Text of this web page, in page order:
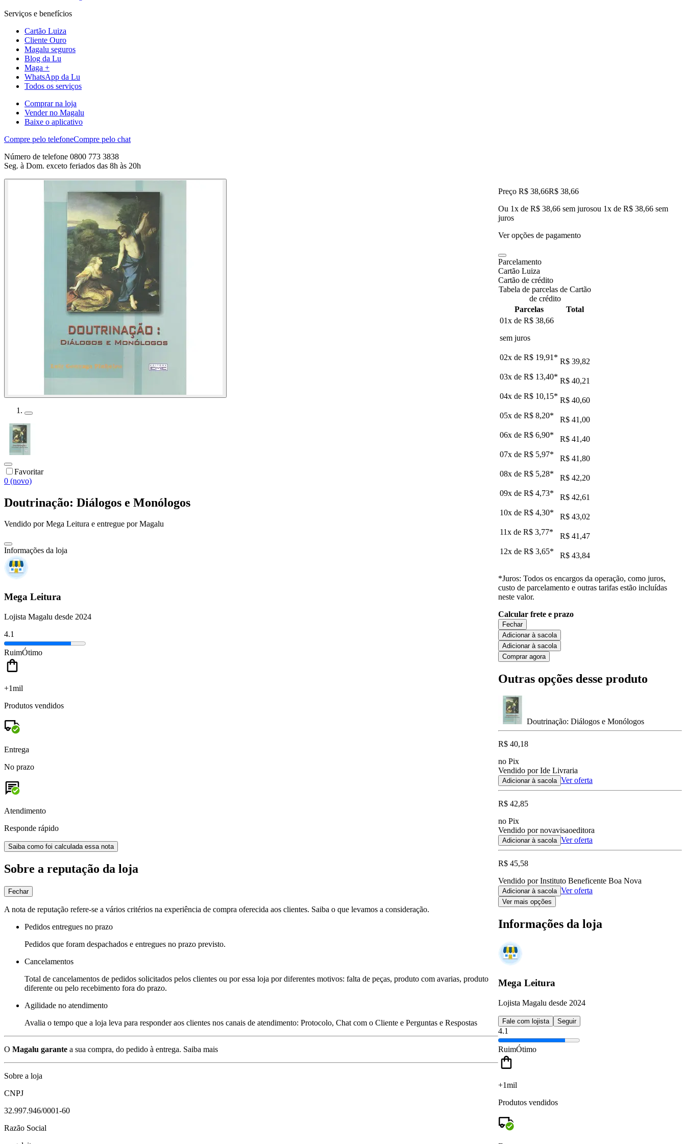
Serviços e benefícios
Cartão Luiza
Cliente Ouro
Magalu seguros
Blog da Lu
Maga +
WhatsApp da Lu
Todos os serviços
Comprar na loja
Vender no Magalu
Baixe o aplicativo
Compre pelo telefoneCompre pelo chat
Número de telefone 0800 773 3838
Seg. à Dom. exceto feriados das 8h às 20h
Favoritar
0 (novo)
Doutrinação: Diálogos e Monólogos
Vendido porMega Leitura e entregue por Magalu
Informações da loja
Mega Leitura
Lojista Magalu desde 2024
4.1
RuimÓtimo
+1mil
Produtos vendidos
Entrega
No prazo
Atendimento
Responde rápido
Saiba como foi calculada essa nota
Sobre a reputação da loja
Fechar
A nota de reputação refere-se a vários critérios na experiência de compra oferecida aos clientes. Saiba o que levamos a consideração.
Pedidos entregues no prazo
Pedidos que foram despachados e entregues no prazo previsto.
Cancelamentos
Total de cancelamentos de pedidos solicitados pelos clientes ou por essa loja por diferentes motivos: falta de peças, produto com avarias, produto
diferente ou pelo recebimento fora do prazo.
Agilidade no atendimento
Avalia o tempo que a loja leva para responder aos clientes nos canais de atendimento: Protocolo, Chat com o Cliente e Perguntas e Respostas
O Magalu garante a sua compra, do pedido à entrega. Saiba mais
Sobre a loja
CNPJ
32.997.946/0001-60
Razão Social
Preço R$ 38,66R$ 38,66
Ou 1x de R$ 38,66 sem jurosou 1x de R$ 38,66 sem
juros
Ver opções de pagamento
Parcelamento
Cartão Luiza
Cartão de crédito
Tabela de parcelas de Cartão
de crédito
Parcelas
Total
01x de R$ 38,66
sem juros
02x de R$ 19,91 * R$ 39,82
03x de R$ 13,40* R$ 40,21
04x de R$ 10,15* R$ 40,60
05x de R$ 8,20*
R$ 41,00
06x de R$ 6,90*
R$ 41,40
07x de R$ 5,97*
R$ 41,80
08x de R$ 5,28*
R$ 42,20
09x de R$ 4,73*
R$ 42,61
10x de R$ 4,30*
R$ 43,02
11x de R$ 3,77*
R$ 41,47
12x de R$ 3,65* R$ 43,84
*Juros: Todos os encargos da operação, como juros,
custo de parcelamento e outras tarifas estão incluídas
neste valor.
Calcular frete e prazo
Fechar
Adicionar à sacola
Adicionar à sacola
Comprar agora
Outras opções desse produto
Doutrinação: Diálogos e Monólogos
R$ 40,18
no Pix
Vendido por Ide Livraria
Adicionar à sacola Ver oferta
R$ 42,85
no Pix
Vendido por novavisaoeditora
Adicionar à sacola Ver oferta
R$ 45,58
Vendido por Instituto Beneficente Boa Nova
Adicionar à sacola Ver oferta
Ver mais opções
Informações da loja
Mega Leitura
Lojista Magalu desde 2024
Fale com lojista Seguir
4.1
RuimÓtimo
+1mil
Produtos vendidos